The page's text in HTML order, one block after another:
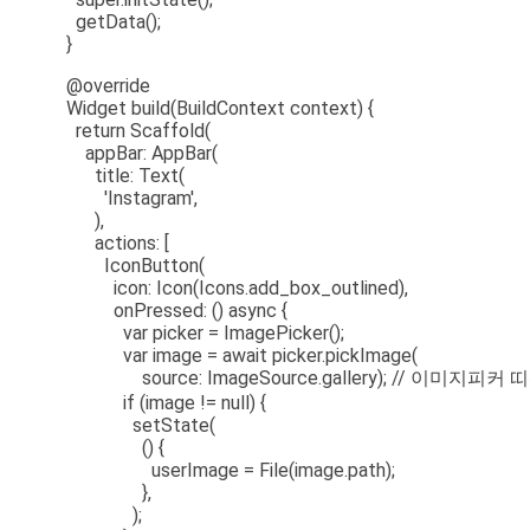
getData();
}
@override
Widget build(BuildContext context) {
return Scaffold(
appBar: AppBar(
title: Text(
'Instagram',
),
actions: [
IconButton(
icon: Icon(Icons.add_box_outlined),
onPressed: () async {
var picker = ImagePicker();
var image = await picker.pickImage(
source: ImageSource.gallery); // 이미지피커 띠
if (image != null) {
setState(
() {
userImage = File(image.path);
},
);